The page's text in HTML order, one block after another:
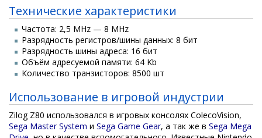
Технические характеристики
Частота: 2,5 MHz — 8 MHz
Разрядность регистров/шины данных: 8 бит
Разрядность шины адреса: 16 бит
Объём адресуемой памяти: 64 Kb
Количество транзисторов: 8500 шт
Использование в игровой индустрии
Zilog Z80 использовался в игровых консолях ColecoVision,
Sega Master System и Sega Game Gear, а так же в Sega Mega